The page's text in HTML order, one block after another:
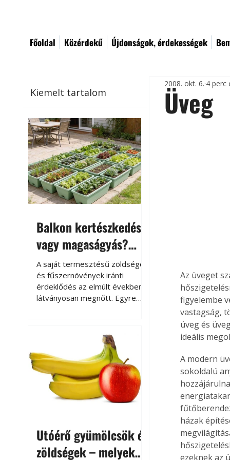
Főoldal Közérdekű Újdonságok, érdekességek
Kiemelt tartalom
Balkon kertészkedés
vagy magaságyás?
Helytakarékos
kertészkedés
A saját termesztésű zöldségek
és fűszernövények iránti
érdeklődés az elmúlt években
látványosan megnőtt. Egyre
kertészkedés sokak számára
kikapcsolódást és feltöltődést
is jelent.
Utóérő gyümölcsök és
zöldségek – melyek
Üveg
2008. okt. 6. 4 perc
Az üveget
figyelembe
vastagság,
üveg és
ideális
A modern
sokoldalú
házak
ezeknek az